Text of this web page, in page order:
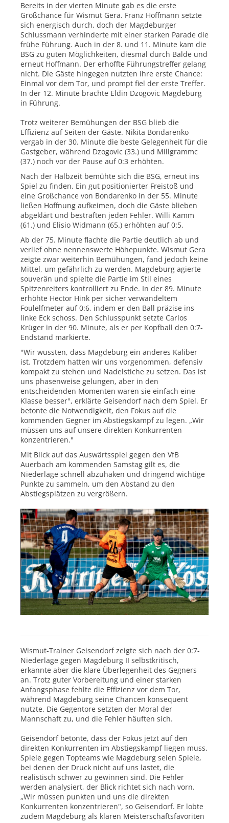
Bereits in der vierten Minute gab es die erste
Großchance für Wismut Gera. Franz Hoffmann setzte
sich energisch durch, doch der Magdeburger
Schlussmann verhinderte mit einer starken Parade die
frühe Führung. Auch in der 8. und 11. Minute kam die
BSG zu guten Möglichkeiten, diesmal durch Balde und
erneut Hoffmann. Der erhoffte Führungstreffer gelang
nicht. Die Gäste hingegen nutzten ihre erste Chance:
Einmal vor dem Tor, und prompt fiel der erste Treffer.
In der 12. Minute brachte Eldin Dzogovic Magdeburg
in Führung.
Trotz weiterer Bemühungen der BSG blieb die
Effizienz auf Seiten der Gäste. Nikita Bondarenko
vergab in der 30. Minute die beste Gelegenheit für die
Gastgeber, während Dzogovic (33.) und Millgrammc
(37.) noch vor der Pause auf 0:3 erhöhten.
Nach der Halbzeit bemühte sich die BSG, erneut ins
Spiel zu finden. Ein gut positionierter Freistoß und
eine Großchance von Bondarenko in der 55. Minute
ließen Hoffnung aufkeimen, doch die Gäste blieben
abgeklärt und bestraften jeden Fehler. Willi Kamm
(61.) und Elisio Widmann (65.) erhöhten auf 0:5.
Ab der 75. Minute flachte die Partie deutlich ab und
verlief ohne nennenswerte Höhepunkte. Wismut Gera
zeigte zwar weiterhin Bemühungen, fand jedoch keine
Mittel, um gefährlich zu werden. Magdeburg agierte
souverän und spielte die Partie im Stil eines
Spitzenreiters kontrolliert zu Ende. In der 89. Minute
erhöhte Hector Hink per sicher verwandeltem
Foulelfmeter auf 0:6, indem er den Ball präzise ins
linke Eck schoss. Den Schlusspunkt setzte Carlos
Krüger in der 90. Minute, als er per Kopfball den 0:7-
Endstand markierte.
"Wir wussten, dass Magdeburg ein anderes Kaliber
ist. Trotzdem hatten wir uns vorgenommen, defensiv
kompakt zu stehen und Nadelstiche zu setzen. Das ist
uns phasenweise gelungen, aber in den
entscheidenden Momenten waren sie einfach eine
Klasse besser", erklärte Geisendorf nach dem Spiel. Er
betonte die Notwendigkeit, den Fokus auf die
kommenden Gegner im Abstiegskampf zu legen. „Wir
müssen uns auf unsere direkten Konkurrenten
konzentrieren."
Mit Blick auf das Auswärtsspiel gegen den VfB
Auerbach am kommenden Samstag gilt es, die
Niederlage schnell abzuhaken und dringend wichtige
Punkte zu sammeln, um den Abstand zu den
Abstiegsplätzen zu vergrößern.
Wismut-Trainer Geisendorf zeigte sich nach der 0:7-
Niederlage gegen Magdeburg II selbstkritisch,
erkannte aber die klare Überlegenheit des Gegners
an. Trotz guter Vorbereitung und einer starken
Anfangsphase fehlte die Effizienz vor dem Tor,
während Magdeburg seine Chancen konsequent
nutzte. Die Gegentore setzten der Moral der
Mannschaft zu, und die Fehler häuften sich.
Geisendorf betonte, dass der Fokus jetzt auf den
direkten Konkurrenten im Abstiegskampf liegen muss.
Spiele gegen Topteams wie Magdeburg seien Spiele,
bei denen der Druck nicht auf uns lastet, die
realistisch schwer zu gewinnen sind. Die Fehler
werden analysiert, der Blick richtet sich nach vorn.
„Wir müssen punkten und uns die direkten
Konkurrenten konzentrieren", so Geisendorf. Er lobte
zudem Magdeburg als klaren Meisterschaftsfavoriten